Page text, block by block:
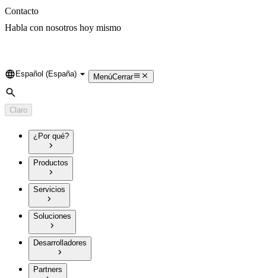
Contacto
Habla con nosotros hoy mismo
Language
Español (España) MenúCerrar
Búsqueda
Claro
¿Por qué?
Productos
Servicios
Soluciones
Desarrolladores
Partners